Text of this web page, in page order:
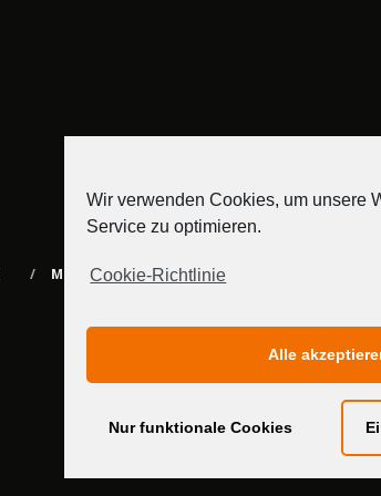
MEDIADATEN
Wir verwenden Cookies, um unsere
Service zu optimieren.
Cookie-Richtlinie
Alle
Nur funktionale Cookies